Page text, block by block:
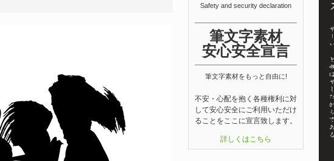
Safety and security declaration
筆文字素材
安心安全宣言
筆文字素材をもっと自由に!
不安・心配を抱く各種権利に対
して安心安全にご利用いただけ
ることをここに宣言致します。
詳しくはこちら